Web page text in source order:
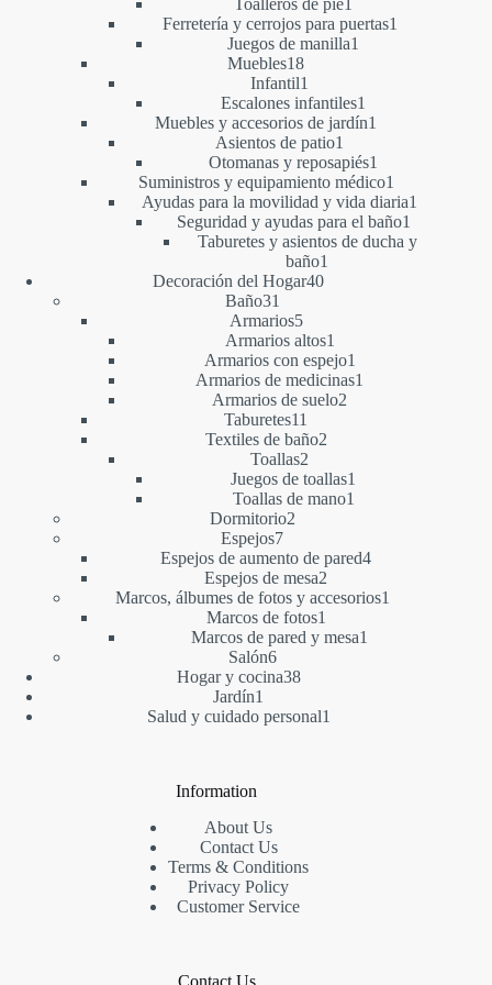
Toalleros de pie1
producto
Ferretería y cerrojos para puertas1
Juegos de manilla1
Muebles1818
productos
Infantil1
producto
Escalones infantiles1
producto
Muebles y accesorios de jardín1
Asientos de patio1
producto
Otomanas y reposapiés1
producto
Suministros y equipamiento médico1
producto
Ayudas para la movilidad y vida diaria1
Seguridad y ayudas para el baño1
producto
Taburetes y asientos de ducha y
baño1
Decoración del Hogar4040
Baño31
productos
Armarios55
productos
Armarios altos1
producto
Armarios con espejo1
producto
Armarios de medicinas1
Armarios de suelo2
Taburetes11
productos
Textiles de baño22
Toallas2
productos
Juegos de toallas1
Toallas de mano1
Dormitorio22
Espejos77
productos
Espejos de aumento de pared44
Espejos de mesa2
productos
Marcos, álbumes de fotos y accesorios1
Marcos de fotos1
producto
Marcos de pared y mesa1
Salón66
productos
Hogar y cocina3838
Jardín1
producto
Salud y cuidado personal1
Information
About Us
Contact Us
Terms & Conditions
Privacy Policy
Customer Service